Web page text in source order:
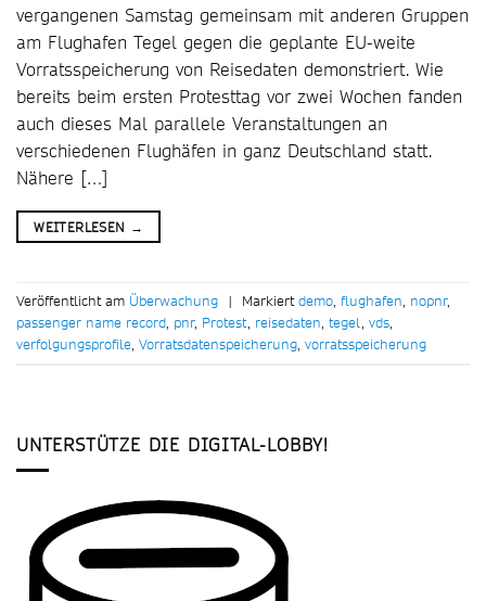
vergangenen Samstag gemeinsam mit anderen Gruppen
am Flughafen Tegel gegen die geplante EU-weite
Vorratsspeicherung von Reisedaten demonstriert. Wie
bereits beim ersten Protesttag vor zwei Wochen fanden
auch dieses Mal parallele Veranstaltungen an
verschiedenen Flughäfen in ganz Deutschland statt.
Nähere […]
WEITERLESEN →
Veröffentlicht am Überwachung | Markiertdemo, flughafen, nopnr,
passenger name record, pnr, Protest, reisedaten, tegel, vds,
verfolgungsprofile, Vorratsdatenspeicherung, vorratsspeicherung
UNTERSTÜTZE DIE DIGITAL-LOBBY!